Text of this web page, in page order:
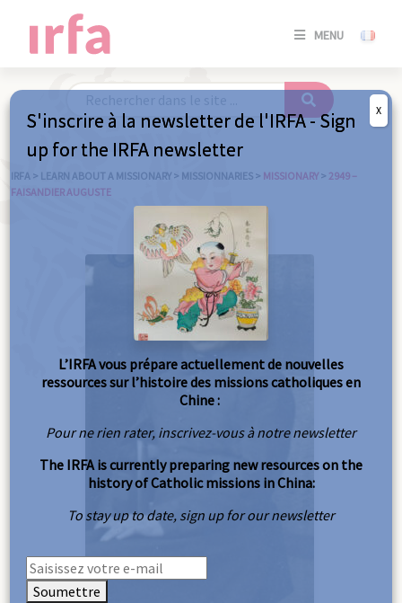
MENU
SE
/
IRFA > LEARN ABOUT A MISSIONARY > MISSIONNARIES > MISSIONARY > 2949 –
FAISANDIER AUGUSTE
S'inscrire à la newsletter de l'IRFA - Sign
up for the IRFA newsletter
L’IRFA vous prépare actuellement de nouvelles
ressources sur l’histoire des missions catholiques en
Chine :
Pour ne rien rater, inscrivez-vous à notre newsletter
The IRFA is currently preparing new resources on the
history of Catholic missions in China:
To stay up to date, sign up for our newsletter
Soumettre
X